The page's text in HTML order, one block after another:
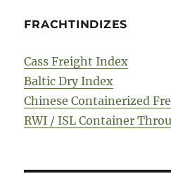
FRACHTINDIZES
Cass Freight Index
Baltic Dry Index
Chinese Containerized
RWI / ISL Container